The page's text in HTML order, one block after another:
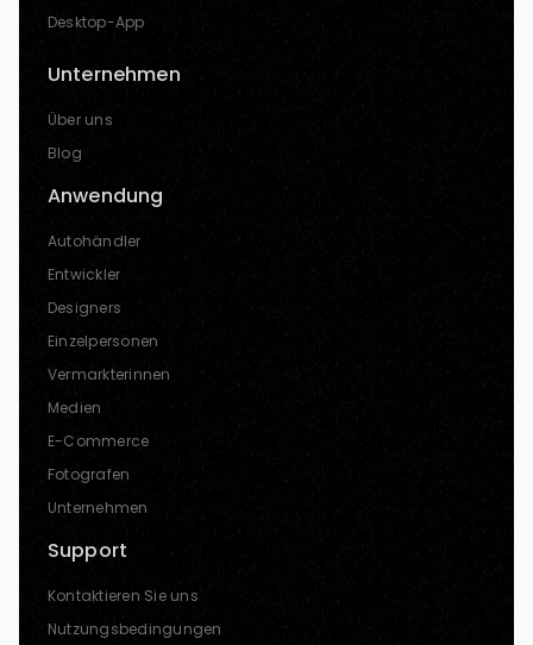
Desktop-App
Unternehmen
Über uns
Blog
Anwendung
Autohändler
Entwickler
Designers
Einzelpersonen
Vermarkterinnen
Medien
E-Commerce
Fotografen
Unternehmen
Support
Kontaktieren Sie uns
Nutzungsbedingungen